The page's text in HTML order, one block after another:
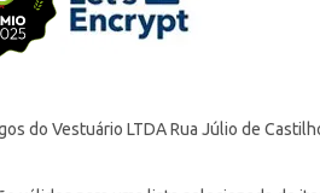
do Vestuário LTDA Rua Júlio de